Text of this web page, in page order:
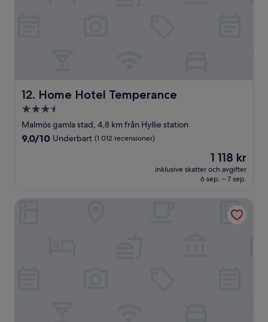
12. Home Hotel Temperance
Home Hotel Temperance
3.5-
stjärnigt
boende
Malmös gamla stad, 4,8 km från Hyllie station
9.0
9,0/10 Underbart (1 012 recensioner)
Priset
är
1 118 kr
1 118 kr
inklusive skatter och avgifter
6 sep. – 7 sep.